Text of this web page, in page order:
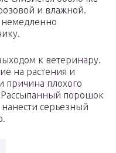
и влажной.
немедленно
к ветеринару.
на растения и
причина плохого
Рассыпанный порошок
серьезный